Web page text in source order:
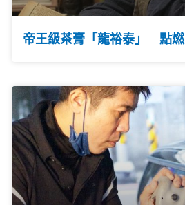
帝王級茶膏「龍裕泰」 點